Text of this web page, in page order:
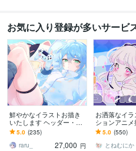
お気に入り登録が多いサービ
鮮やかなイラストお描き
いたします ヘッダー・サ
ムネイル・歌ってみた・
配信・グッズ・VTuber
5.0 (235)
raru_
27,000 円
お洒落なイ
ションアニメ
料修正3回で
挿絵や似顔絵
5.0 (550)
とねむにか